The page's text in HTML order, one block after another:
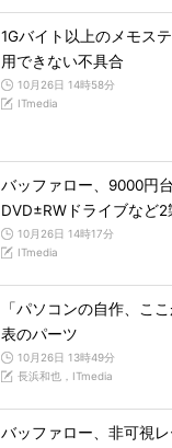
1Gバイト以上のメモス
用できない不具合
10月26日 14時58分
ITmedia
バッファロー、9000円
DVD±RWドライブなど2
10月26日 14時17分
ITmedia
「パソコンの自作、こ
表のパーツ
10月26日 13時49分
長浜和也，ITmedia
バッファロー、非可視